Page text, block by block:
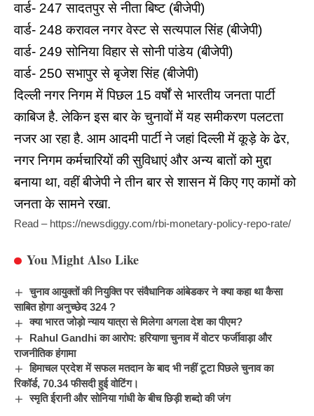
वार्ड- 247 सादतपुर से नीता बिष्‍ट (बीजेपी)
वार्ड- 248 करावल नगर वेस्‍ट से सत्‍यपाल सिंह (बीजेपी)
वार्ड- 249 सोनिया विहार से सोनी पांडेय (बीजेपी)
वार्ड- 250 सभापुर से बृजेश सिंह (बीजेपी)
दिल्ली नगर निगम में पिछल 15 वर्षों से भारतीय जनता पार्टी
काबिज है. लेकिन इस बार के चुनावों में यह समीकरण पलटता
नजर आ रहा है. आम आदमी पार्टी ने जहां दिल्ली में कूड़े के ढेर,
नगर निगम कर्मचारियों की सुविधाएं और अन्य बातों को मुद्दा
बनाया था, वहीं बीजेपी ने तीन बार से शासन में किए गए कामों को
जनता के सामने रखा.
Read –https://newsdiggy.com/rbi-monetary-policy-repo-rate/
You Might Also Like
चुनाव आयुक्तों की नियुक्ति पर संवैधानिक आंबेडकर ने क्या कहा था कैसा
साबित होगा अनुच्छेद 324 ?
क्या भारत जोड़ो न्याय यात्रा से मिलेगा अगला देश का पीएम?
Rahul Gandhi का आरोप: हरियाणा चुनाव में वोटर फर्जीवाड़ा और
राजनीतिक हंगामा
हिमाचल प्रदेश में सफल मतदान के बाद भी नहीं टूटा पिछले चुनाव का
रिकॉर्ड, 70.34 फीसदी हुई वोटिंग।
स्मृति ईरानी और सोनिया गांधी के बीच छिड़ी शब्दो की जंग